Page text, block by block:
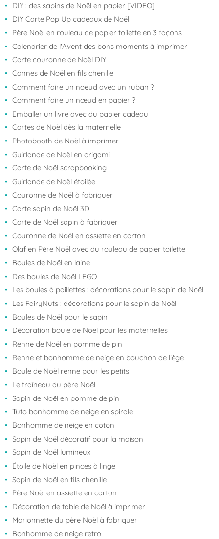
DIY : des sapins de Noël en papier [VIDEO]
DIY Carte Pop Up cadeaux de Noël
Père Noël en rouleau de papier toilette en 3 façons
Calendrier de l'Avent des bons moments à imprimer
Carte couronne de Noël DIY
Cannes de Noël en fils chenille
Comment faire un noeud avec un ruban ?
Comment faire un nœud en papier ?
Emballer un livre avec du papier cadeau
Cartes de Noël dès la maternelle
Photobooth de Noël à imprimer
Guirlande de Noël en origami
Carte de Noël scrapbooking
Guirlande de Noël étoilée
Couronne de Noël à fabriquer
Carte sapin de Noël 3D
Carte de Noël sapin à fabriquer
Couronne de Noël en assiette en carton
Olaf en Père Noël avec du rouleau de papier toilette
Boules de Noël en laine
Des boules de Noël LEGO
Les boules à paillettes : décorations pour le sapin de Noël
Les FairyNuts : décorations pour le sapin de Noël
Boules de Noël pour le sapin
Décoration boule de Noël pour les maternelles
Renne de Noël en pomme de pin
Renne et bonhomme de neige en bouchon de liège
Boule de Noël renne pour les petits
Le traîneau du père Noël
Sapin de Noël en pomme de pin
Tuto bonhomme de neige en spirale
Bonhomme de neige en coton
Sapin de Noël décoratif pour la maison
Sapin de Noël lumineux
Étoile de Noël en pinces à linge
Sapin de Noël en fils chenille
Père Noël en assiette en carton
Décoration de table de Noël à imprimer
Marionnette du père Noël à fabriquer
Bonhomme de neige retro